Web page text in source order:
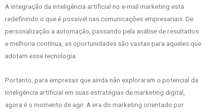
A integração da inteligência artificial no e-mail marketing está
redefinindo o que é possível nas comunicações empresariais. De
personalização a automação, passando pela análise de resultados
e melhoria contínua, as oportunidades são vastas para aqueles que
adotam essa tecnologia.
Portanto, para empresas que ainda não exploraram o potencial da
inteligência artificial em suas estratégias de marketing digital,
agora é o momento de agir. A era do marketing orientado por